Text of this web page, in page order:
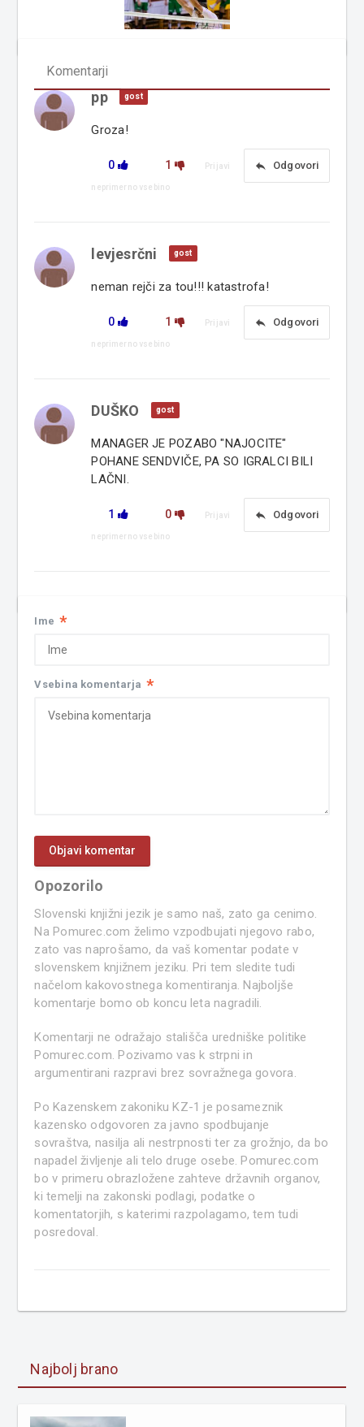
Komentarji
pp gost
Groza!
0 1 reply Odgovori
Prijavi
neprimerno vsebino
levjesrčni gost
neman rejči za tou!!! katastrofa!
0 1 reply Odgovori
Prijavi
neprimerno vsebino
DUŠKO gost
MANAGER JE POZABO "NAJOCITE"
POHANE SENDVIČE, PA SO IGRALCI BILI
LAČNI.
1 0 reply Odgovori
Prijavi
neprimerno vsebino
Ime *
Vsebina komentarja *
Opozorilo
Slovenski knjižni jezik je samo naš, zato ga cenimo.
Na Pomurec.com želimo vzpodbujati njegovo rabo,
zato vas naprošamo, da vaš komentar podate v
slovenskem knjižnem jeziku. Pri tem sledite tudi
načelom kakovostnega komentiranja. Najboljše
komentarje bomo ob koncu leta nagradili.
Komentarji ne odražajo stališča uredniške politike
Pomurec.com. Pozivamo vas k strpni in
argumentirani razpravi brez sovražnega govora.
Po Kazenskem zakoniku KZ-1 je posameznik
kazensko odgovoren za javno spodbujanje
sovraštva, nasilja ali nestrpnosti ter za grožnjo, da bo
napadel življenje ali telo druge osebe. Pomurec.com
bo v primeru obrazložene zahteve državnih organov,
ki temelji na zakonski podlagi, podatke o
komentatorjih, s katerimi razpolagamo, tem tudi
posredoval.
Najbolj brano